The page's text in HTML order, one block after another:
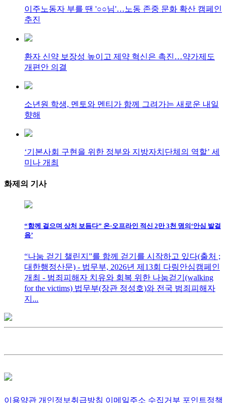
이주노동자 부를 땐 '○○님'…노동 존중 문화 확산 캠페인
추진
환자 신약 보장성 높이고 제약 혁신은 촉진…약가제도
개편안 의결
소년원 학생, 멘토와 멘티가 함께 그려가는 새로운 내일
향해
‘기본사회 구현을 위한 정부와 지방자치단체의 역할’ 세
미나 개최
화제의 기사
“함께 걸으며 상처 보듬다” 온·오프라인 적신 2만 3천 명의‘안심 발걸
음’
“나눔 걷기 챌린지”를 함께 걷기를 시작하고 있다(출처 ;
대한행정산문) - 법무부, 2026년 제13회 다링안심캠페인
개최 - 범죄피해자 치유와 회복 위한 나눔걷기(walking
for the victims) 법무부(장관 정성호)와 전국 범죄피해자
지...
이용약관 개인정보취급방침 이메일주소 수집거부 포인트정책